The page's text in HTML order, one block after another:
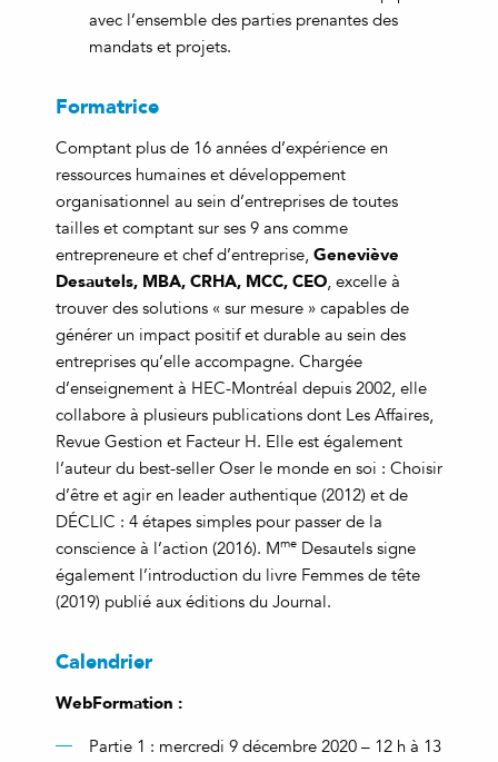
avec l’ensemble des parties prenantes des
mandats et projets.
Formatrice
Comptant plus de 16 années d’expérience en
ressources humaines et développement
organisationnel au sein d’entreprises de toutes
tailles et comptant sur ses 9 ans comme
entrepreneure et chef d’entreprise, Geneviève
Desautels, MBA, CRHA, MCC, CEO, excelle à
trouver des solutions « sur mesure » capables de
générer un impact positif et durable au sein des
entreprises qu’elle accompagne. Chargée
d’enseignement à HEC-Montréal depuis 2002, elle
collabore à plusieurs publications dont Les Affaires,
Revue Gestion et Facteur H. Elle est également
l’auteur du best-seller Oser le monde en soi : Choisir
d’être et agir en leader authentique (2012) et de
DÉCLIC : 4 étapes simples pour passer de la
conscience à l’action (2016). Mme Desautels signe
également l’introduction du livre Femmes de tête
(2019) publié aux éditions du Journal.
Calendrier
WebFormation :
Partie 1 : mercredi 9 décembre 2020 – 12 h à 13